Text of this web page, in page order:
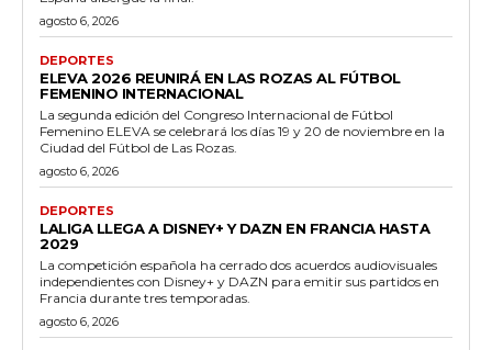
agosto 6, 2026
DEPORTES
ELEVA 2026 REUNIRÁ EN LAS ROZAS AL FÚTBOL
FEMENINO INTERNACIONAL
La segunda edición del Congreso Internacional de Fútbol
Femenino ELEVA se celebrará los días 19 y 20 de noviembre en la
Ciudad del Fútbol de Las Rozas.
agosto 6, 2026
DEPORTES
LALIGA LLEGA A DISNEY+ Y DAZN EN FRANCIA HASTA
2029
La competición española ha cerrado dos acuerdos audiovisuales
independientes con Disney+ y DAZN para emitir sus partidos en
Francia durante tres temporadas.
agosto 6, 2026